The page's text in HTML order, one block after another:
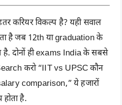
करियर विकल्प है? यही सवाल
है जब 12th या graduation के
है. दोनों ही exams India के सबसे
करो “IIT vs UPSC कौन
comparison,” ये हजारों
होता है.